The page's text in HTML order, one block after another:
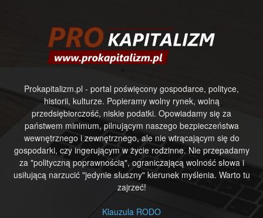
Prokapitalizm.pl - portal poświęcony gospodarce, polityce,
historii, kulturze. Popieramy wolny rynek, wolną
przedsiębiorczość, niskie podatki. Opowiadamy się za
państwem minimum, pilnującym naszego bezpieczeństwa
wewnętrznego i zewnętrznego, ale nie wtrącającym się do
gospodarki, czy ingerującym w życie rodzinne. Nie przepadamy
za "polityczną poprawnością", ograniczającą wolność słowa i
usiłującą narzucić "jedynie słuszny" kierunek myślenia. Warto tu
zajrzeć!
Klauzula RODO